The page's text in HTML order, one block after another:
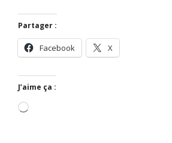
Partager :
Facebook X
J’aime ça :
Chargement…